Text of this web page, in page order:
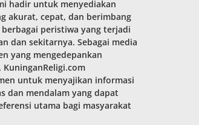
hadir untuk menyediakan
akurat, cepat, dan berimbang
berbagai peristiwa yang terjadi
dan sekitarnya. Sebagai media
yang mengedepankan
untuk menyajikan informasi
dan mendalam yang dapat
utama bagi masyarakat